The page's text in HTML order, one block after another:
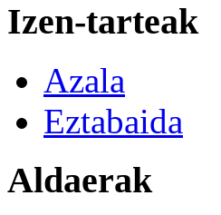
Izen-tarteak
Azala
Eztabaida
Aldaerak